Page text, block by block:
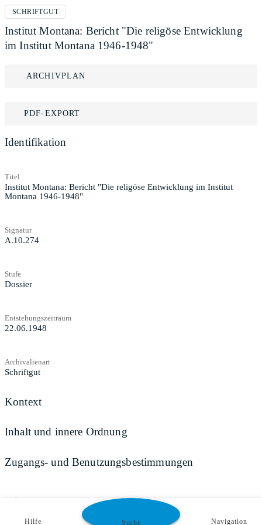
SCHRIFTGUT
Institut Montana: Bericht "Die religöse Entwicklung
im Institut Montana 1946-1948"
ARCHIVPLAN
PDF-EXPORT
Identifikation
Titel
Institut Montana: Bericht "Die religöse Entwicklung im Institut
Montana 1946-1948"
Signatur
A.10.274
Stufe
Dossier
Entstehungszeitraum
22.06.1948
Archivalienart
Schriftgut
Kontext
Inhalt und innere Ordnung
Zugangs- und Benutzungsbestimmungen
Teilen
Hilfe Suche Navigation